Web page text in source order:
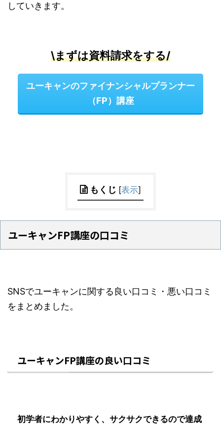
していきます。
\まずは資料請求をする/
ユーキャンのファイナンシャルプランナー
（FP）講座
もくじ [表示]
ユーキャンFP講座の口コミ
SNSでユーキャンに関する良い口コミ・悪い口コミ
をまとめました。
ユーキャンFP講座の良い口コミ
初学者にわかりやすく、サクサクできるので達成